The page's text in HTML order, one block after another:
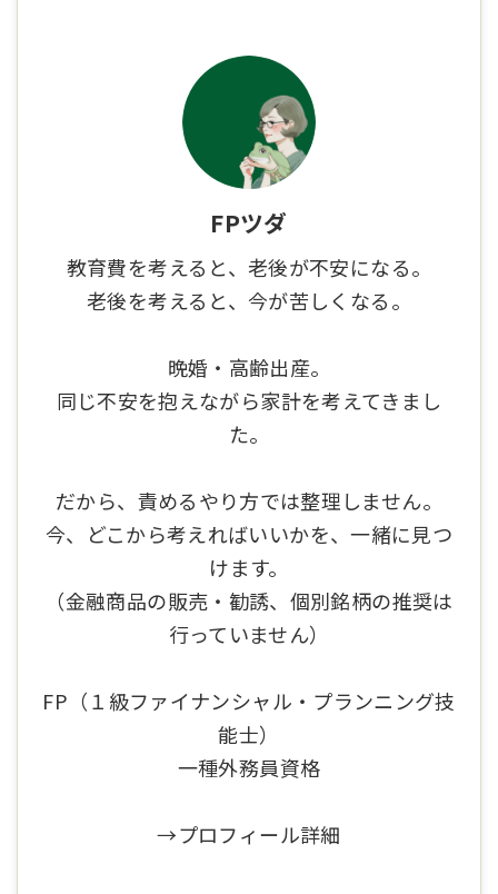
FPツダ
教育費を考えると、老後が不安になる。
老後を考えると、今が苦しくなる。
晩婚・高齢出産。
同じ不安を抱えながら家計を考えてきまし
た。
だから、責めるやり方では整理しません。
今、どこから考えればいいかを、一緒に見つ
けます。
（金融商品の販売・勧誘、個別銘柄の推奨は
行っていません）
FP（１級ファイナンシャル・プランニング技
能士）
一種外務員資格
→プロフィール詳細